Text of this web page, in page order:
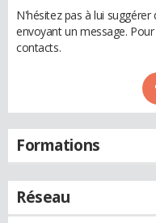
N'hésitez pas à lui
envoyant un message.
contacts.
Formations
Réseau